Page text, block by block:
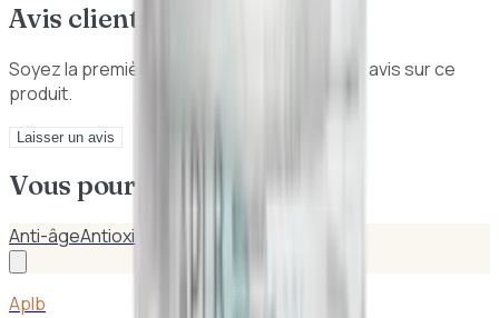
Avis clients
Soyez la première personne à donner votre avis sur ce
produit.
Laisser un avis
Vous pourriez aussi aimer
Anti-âgeAntioxidant
Aplb